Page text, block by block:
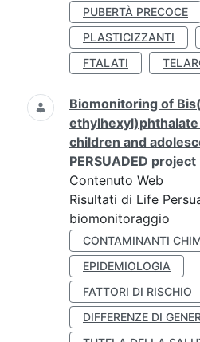
PUBERTÀ PRECOCE
PLASTICIZZANTI
FTALATI
Biomonitoring of
ethylhexyl)phthalate
children and
PERSUADED project
Contenuto Web
Risultati di Life
biomonitoraggio
CONTAMINANTI
EPIDEMIOLOGIA
FATTORI DI RISCHIO
DIFFERENZE DI